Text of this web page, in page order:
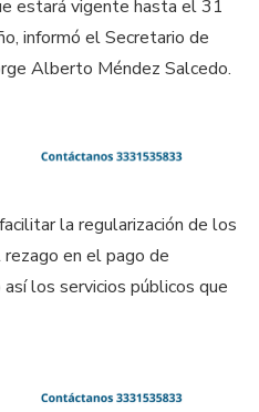
estará vigente hasta el 31
informó el Secretario de
Alberto Méndez Salcedo.
la regularización de los
en el pago de
los servicios públicos que